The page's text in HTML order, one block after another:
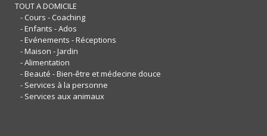
TOUT A DOMICILE
- Cours - Coaching
- Enfants - Ados
- Evénements - Réceptions
- Maison - Jardin
- Alimentation
- Beauté - Bien-être et médecine douce
- Services à la personne
- Services aux animaux